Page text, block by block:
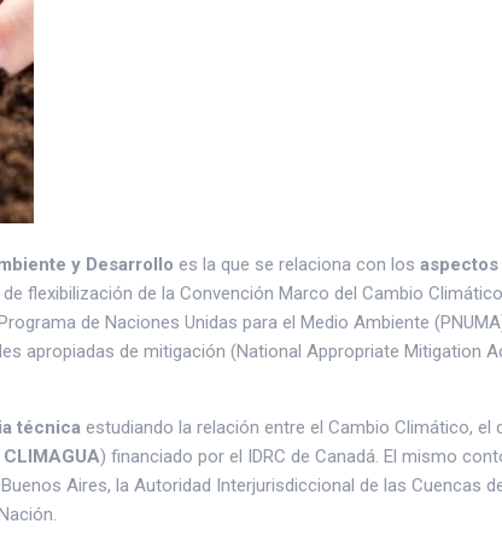
y Desarrollo es la que se relaciona con los
flexibilización de la Convención Marco del Cambio
de Naciones Unidas para el Medio Ambiente
apropiadas de mitigación (National Appropriate Mitigation
técnica estudiando la relación entre el Cambio Climático,
CLIMAGUA) financiado por el IDRC de Canadá. El mismo
Aires, la Autoridad Interjurisdiccional de las Cuencas